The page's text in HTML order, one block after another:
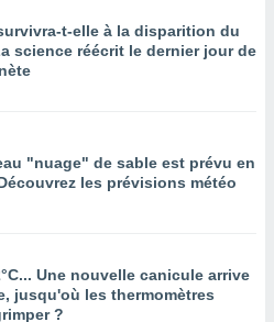
t-elle à la disparition du
science réécrit le dernier jour de
"nuage" de sable est prévu en
les prévisions météo
Une nouvelle canicule arrive
jusqu'où les thermomètres
?